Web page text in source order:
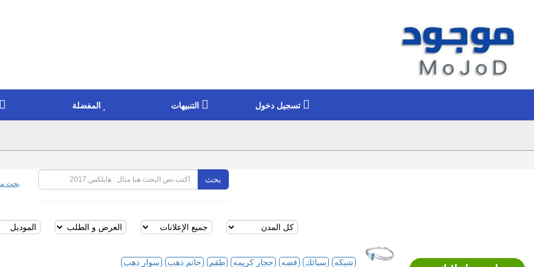
تسجيل دخول التنبيهات المفضلة
بحث بحث
شبكه سبائك فضه حجار كريمه طقم خاتم ذهب سوار ذهب